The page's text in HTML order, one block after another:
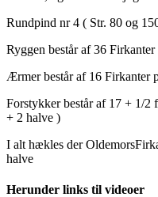
Rundpind nr 4 ( Str. 80 og
Ryggen består af 36 Firkanter
Ærmer består af 16 Firkanter
Forstykker består af 17 + 1/
+ 2 halve )
I alt hækles der
halve
Herunder links til videoer